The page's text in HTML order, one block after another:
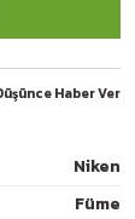
Niken
Füme